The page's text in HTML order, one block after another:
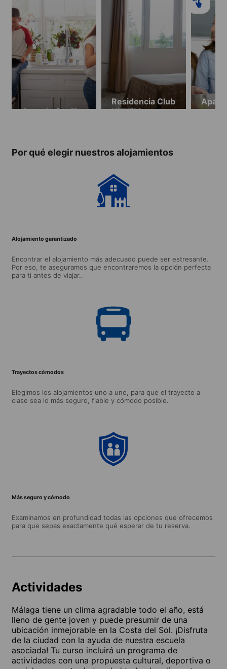
Casa de familia
Residencia Club
Hispánico
Por qué elegir nuestros alojamientos
Alojamiento garantizado
Encontrar el alojamiento más adecuado puede ser estresante.
Por eso, te aseguramos que encontraremos la opción perfecta
para ti antes de viajar..
Trayectos cómodos
Elegimos los alojamientos uno a uno, para que el trayecto a
clase sea lo más seguro, fiable y cómodo posible.
Más seguro y cómodo
Examinamos en profundidad todas las opciones que ofrecemos
para que sepas exactamente qué esperar de tu reserva.
Actividades
Málaga tiene un clima agradable todo el año, está
lleno de gente joven y puede presumir de una
ubicación inmejorable en la Costa del Sol. ¡Disfruta
de la ciudad con la ayuda de nuestra escuela
asociada! Tu curso incluirá un programa de
actividades con una propuesta cultural, deportiva o